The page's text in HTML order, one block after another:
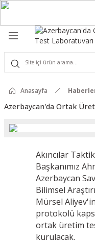
Pro Pantolon
Well) ve Arka Kabzalar
Anasayfa
Azerbaycan'da Ortak
Akıncılar
Başkanımız
Azerbaycan
Bilimsel
Mürsel
protokolü
ortak üretim
kurulacak.